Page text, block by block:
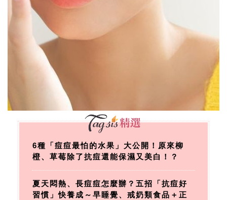
6種「痘痘最怕的水果」大公開！原來柳
橙、草莓除了抗痘還能保濕又美白！？
夏天悶熱、長痘痘怎麼辦？五招「抗痘好
習慣」快養成～早睡覺、戒奶類食品＋正